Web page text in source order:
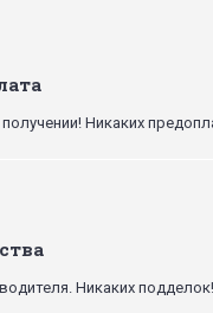
Никаких
Никаких подделок!